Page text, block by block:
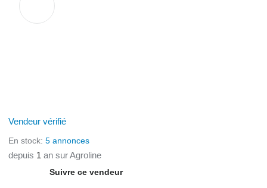
Vendeur vérifié
En stock: 5 annonces
depuis 1 an sur Agroline
Suivre ce vendeur